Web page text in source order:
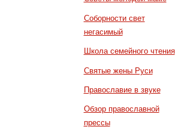
Соборности свет
негасимый
Школа семейного чтения
Святые жены Руси
Православие в звуке
Обзор православной
прессы